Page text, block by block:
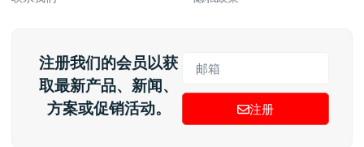
注册我们的会员以获
取最新产品、新闻、
方案或促销活动。
注册